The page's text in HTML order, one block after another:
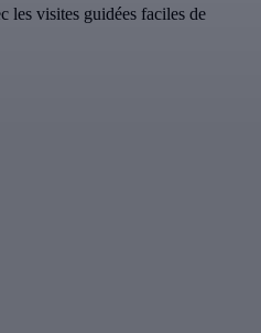
les visites guidées faciles de